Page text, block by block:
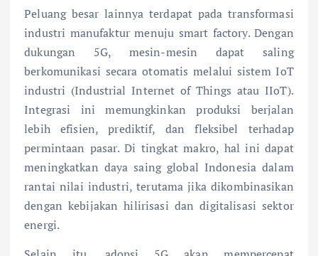
Peluang besar lainnya terdapat pada transformasi
industri manufaktur menuju smart factory. Dengan
dukungan 5G, mesin-mesin dapat saling
berkomunikasi secara otomatis melalui sistem IoT
industri (Industrial Internet of Things atau IIoT).
Integrasi ini memungkinkan produksi berjalan
lebih efisien, prediktif, dan fleksibel terhadap
permintaan pasar. Di tingkat makro, hal ini dapat
meningkatkan daya saing global Indonesia dalam
rantai nilai industri, terutama jika dikombinasikan
dengan kebijakan hilirisasi dan digitalisasi sektor
energi.